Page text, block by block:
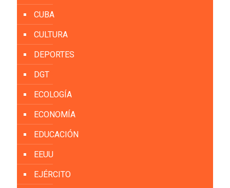
CUBA
CULTURA
DEPORTES
DGT
ECOLOGÍA
ECONOMÍA
EDUCACIÓN
EEUU
EJÉRCITO